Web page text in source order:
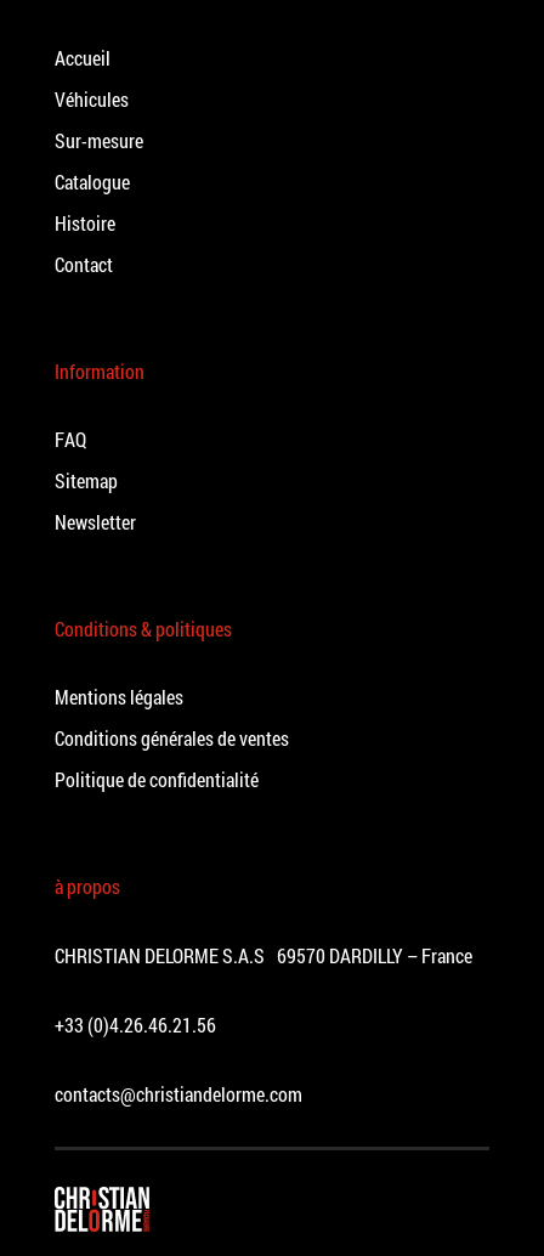
Accueil
Véhicules
Sur-mesure
Catalogue
Histoire
Contact
Information
FAQ
Sitemap
Newsletter
Conditions & politiques
Mentions légales
Conditions générales de ventes
Politique de confidentialité
à propos
CHRISTIAN DELORME S.A.S 69570 DARDILLY – France
+33 (0)4.26.46.21.56
contacts@christiandelorme.com